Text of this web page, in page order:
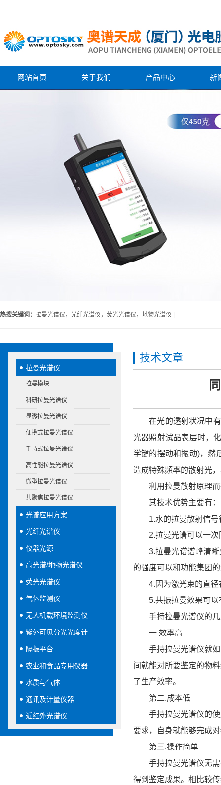
网站首页 关于我们 产品中心 新
热搜关键词： 拉曼光谱仪，光纤光谱仪，荧光光谱仪，地物光谱仪 |
拉曼光谱仪
拉曼模块
科研拉曼光谱仪
显微拉曼光谱仪
便携式拉曼光谱仪
手持式拉曼光谱仪
高性能拉曼光谱仪
微型拉曼光谱仪
共聚焦拉曼光谱仪
光谱应用方案
光纤光谱仪
仪器光源
高光谱/地物光谱仪
荧光光谱仪
气体监测仪
无人机载环境监测仪
紫外可见分光光度计
隔振平台
农业和食品专用仪器
水质与气体
通讯及计量仪器
近红外光谱仪
技术文章
在光的透射状况中有
光器照射试品表层时，
学键的摆动和振动)，然
造成特殊頻率的散射光
利用拉曼散射原理而
其技术优势主要有：
1.水的拉曼散射信号
2.拉曼光谱可以一次
3.拉曼光谱谱峰清晰尖
的强度可以和功能集团
4.因为激光束的直径
5.共振拉曼效果可以
手持拉曼光谱仪的几
一.效率高
手持拉曼光谱仪就如
间就能对所要鉴定的物
了生产效率。
第二.成本低
手持拉曼光谱仪的使
要求，自身就能够完成
第三.操作简单
手持拉曼光谱仪无需
得到鉴定成果。相比较